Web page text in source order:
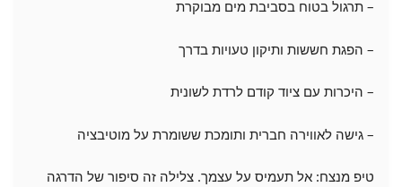
– תרגול בטוח בסביבת מים מבוקרת
– הפגת חששות ותיקון טעויות בדרך
– היכרות עם ציוד קודם לרדת לשונית
– גישה לאווירה חברית ותומכת ששומרת על מוטיבציה
טיפ מנצח: אל תעמיס על עצמך. צלילה זה סיפור של הדרגה